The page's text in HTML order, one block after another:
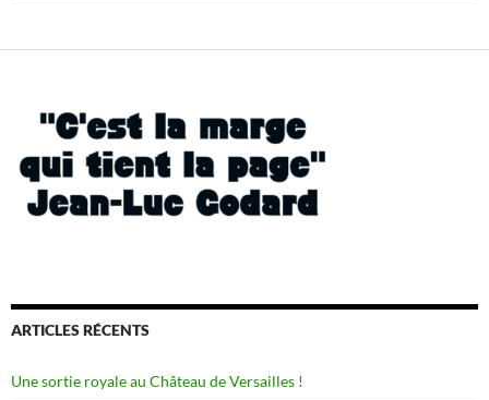
ARTICLES RÉCENTS
Une sortie royale au Château de Versailles !